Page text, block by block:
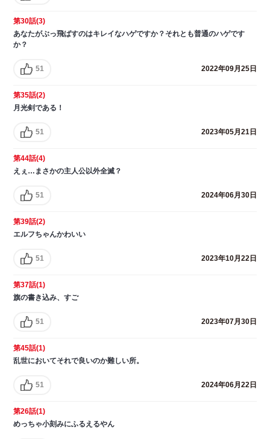
第30話(3)
あなたがぶっ飛ばすのはキレイなハゲですか？それとも普通のハゲです
か？
51 2022年09月25日
第35話(2)
月光剣である！
51 2023年05月21日
第44話(4)
えぇ…まさかの主人公以外全滅？
51 2024年06月30日
第39話(2)
エルフちゃんかわいい
51 2023年10月22日
第37話(1)
旗の書き込み、すご
51 2023年07月30日
第45話(1)
乱世においてそれで良いのか難しい所。
51 2024年06月22日
第26話(1)
めっちゃ小刻みにふるえるやん